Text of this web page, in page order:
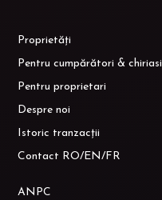
Proprietăți
Pentru cumpărători & chiriasi
Pentru proprietari
Despre noi
Istoric tranzacții
Contact RO/EN/FR
ANPC